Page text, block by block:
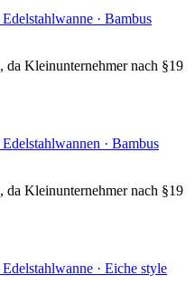
· Bambus
da Kleinunternehmer nach §19
· Bambus
da Kleinunternehmer nach §19
· Eiche style